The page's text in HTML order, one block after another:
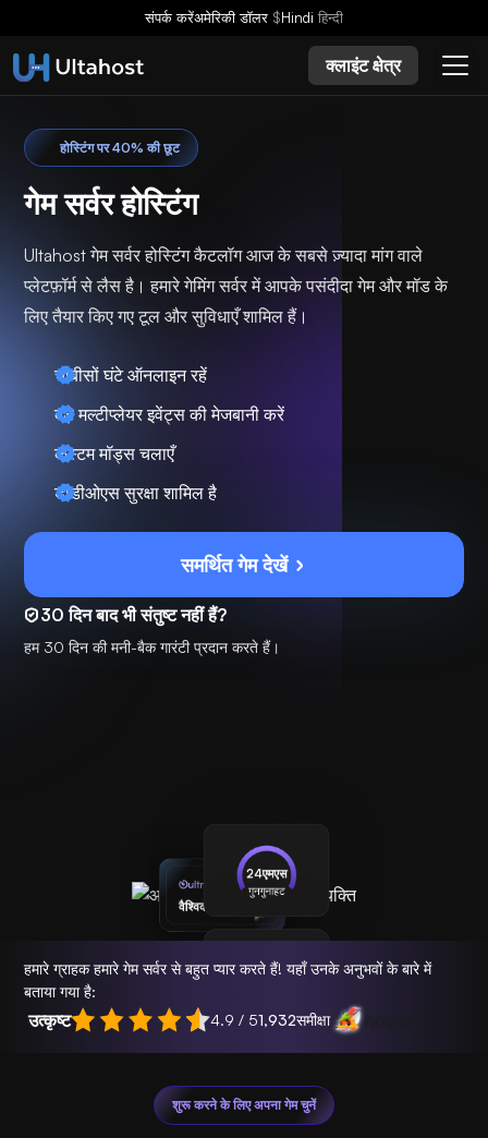
संपर्क करेंअमेरिकी डॉलर $Hindi हिन्दी
क्लाइंट क्षेत्र
होस्टिंग पर 40% की छूट
गेम सर्वर होस्टिंग
Ultahost गेम सर्वर होस्टिंग कैटलॉग आज के सबसे ज़्यादा मांग वाले
प्लेटफ़ॉर्म से लैस है। हमारे गेमिंग सर्वर में आपके पसंदीदा गेम और मॉड के
लिए तैयार किए गए टूल और सुविधाएँ शामिल हैं।
चौबीसों घंटे ऑनलाइन रहें
बड़े मल्टीप्लेयर इवेंट्स की मेजबानी करें
कस्टम मॉड्स चलाएँ
डीडीओएस सुरक्षा शामिल है
समर्थित गेम देखें
30 दिन बाद भी संतुष्ट नहीं हैं?
हम 30 दिन की मनी-बैक गारंटी प्रदान करते हैं।
ultrafast
वैश्विक सर्वर
24एमएस
गुनगुनाहट
हमारे ग्राहक हमारे गेम सर्वर से बहुत प्यार करते हैं! यहाँ उनके अनुभवों के बारे में
बताया गया है:
उत्कृष्ट 4.9 / 51,932समीक्षा
शुरू करने के लिए अपना गेम चुनें